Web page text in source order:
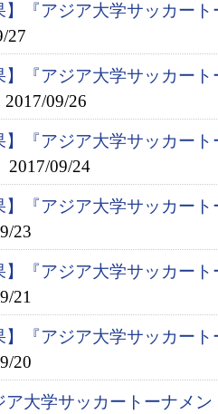
】『アジア大学サッカー
27
】『アジア大学サッカー
2017/09/26
】『アジア大学サッカー
2017/09/24
】『アジア大学サッカー
23
】『アジア大学サッカー
21
】『アジア大学サッカー
20
ア大学サッカートーナメ